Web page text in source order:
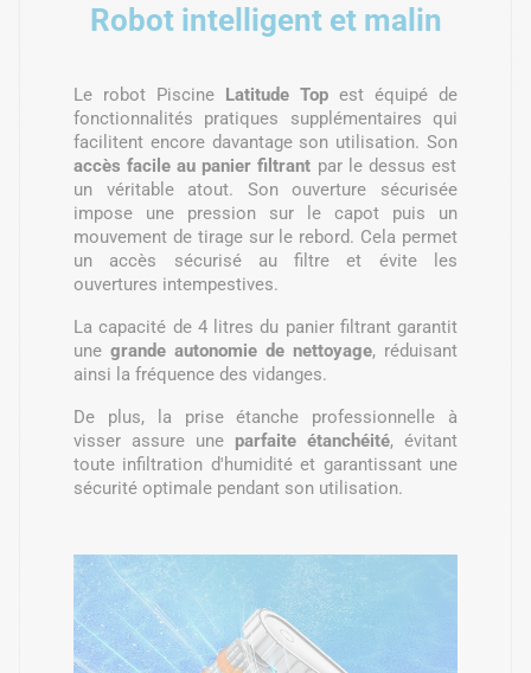
Robot intelligent et malin
Le robot Piscine Latitude Top est équipé de
fonctionnalités pratiques supplémentaires qui
facilitent encore davantage son utilisation. Son
accès facile au panier filtrant par le dessus est
un véritable atout. Son ouverture sécurisée
impose une pression sur le capot puis un
mouvement de tirage sur le rebord. Cela permet
un accès sécurisé au filtre et évite les
ouvertures intempestives.
La capacité de 4 litres du panier filtrant garantit
une grande autonomie de nettoyage, réduisant
ainsi la fréquence des vidanges.
De plus, la prise étanche professionnelle à
visser assure une parfaite étanchéité, évitant
toute infiltration d'humidité et garantissant une
sécurité optimale pendant son utilisation.